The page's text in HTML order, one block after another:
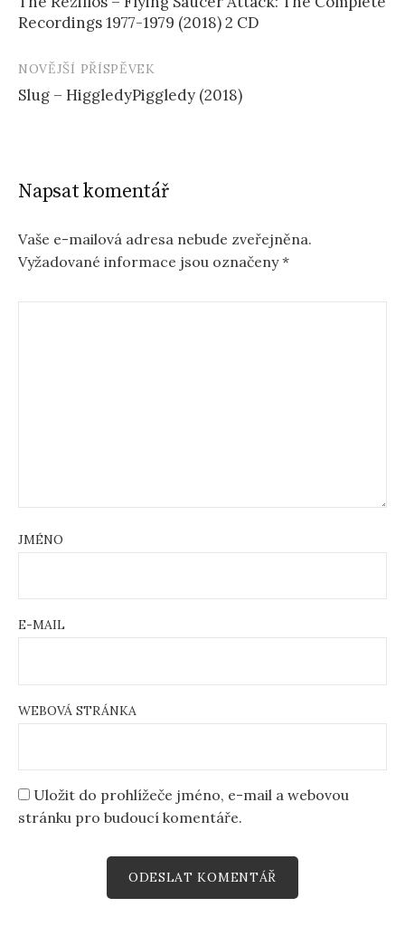
příspěvku
Recordings 1977-1979 (2018) 2 CD
NOVĚJŠÍ PŘÍSPĚVEK
Slug – HiggledyPiggledy (2018)
Napsat komentář
Vaše e-mailová adresa nebude zveřejněna.
Vyžadované informace jsou označeny*
JMÉNO
E-MAIL
WEBOVÁ STRÁNKA
Uložit do prohlížeče jméno, e-mail a webovou
stránku pro budoucí komentáře.